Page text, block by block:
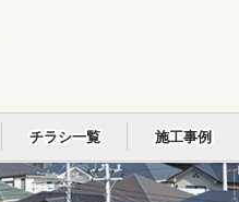
チラシ一覧 施工事例